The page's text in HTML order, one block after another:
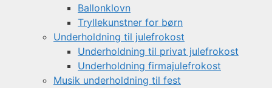
Ballonklovn
Tryllekunstner for børn
Underholdning til julefrokost
Underholdning til privat julefrokost
Underholdning firmajulefrokost
Musik underholdning til fest